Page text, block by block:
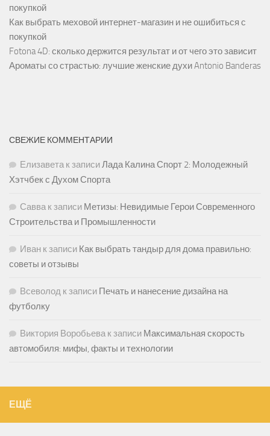
покупкой
Как выбрать меховой интернет-магазин и не ошибиться с
покупкой
Fotona 4D: сколько держится результат и от чего это зависит
Ароматы со страстью: лучшие женские духи Antonio Banderas
СВЕЖИЕ КОММЕНТАРИИ
Елизаветак записиЛада Калина Спорт 2: Молодежный
Хэтчбек с Духом Спорта
Саввак записи Метизы: Невидимые Герои Современного
Строительства и Промышленности
Иван к записи Как выбрать тандыр для дома правильно:
советы и отзывы
Всеволод к записи Печать и нанесение дизайна на
футболку
Виктория Воробьевак записи Максимальная скорость
автомобиля: мифы, факты и технологии
ЕЩЁ